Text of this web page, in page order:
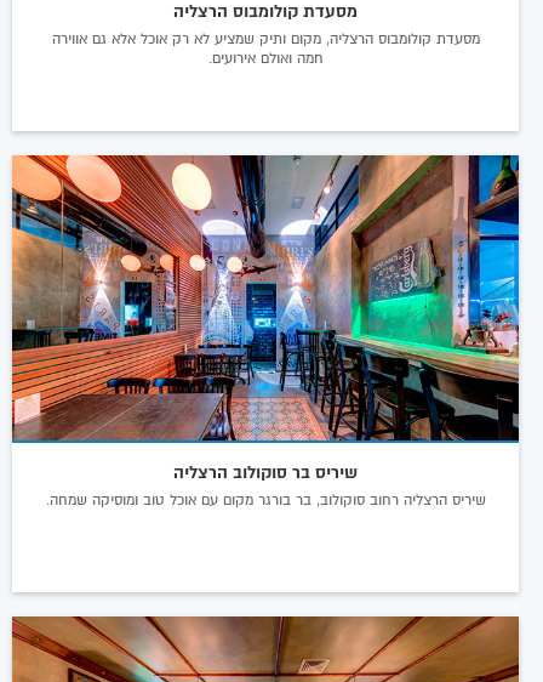
מסעדת קולומבוס הרצליה
מסעדת קולומבוס הרצליה, מקום ותיק שמציע לא רק אוכל אלא גם אווירה
חמה ואולם אירועים.
שיריס בר סוקולוב הרצליה
שיריס הרצליה רחוב סוקולוב, בר בורגר מקום עם אוכל טוב ומוסיקה שמחה.